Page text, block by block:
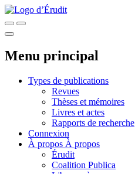
Menu principal
Types de publications
Revues
Thèses et mémoires
Livres et actes
Rapports de recherche
Connexion
À propos À propos
Érudit
Coalition Publica